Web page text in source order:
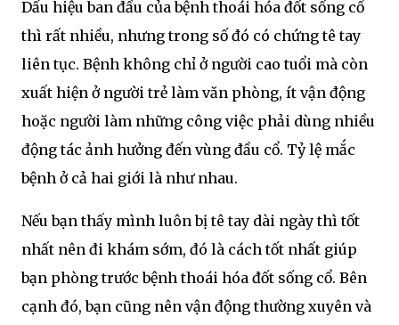
Dấu hiệu ban đầu của bệnh thoái hóa đốt sống cổ
thì rất nhiều, nhưng trong số đó có chứng tê tay
liên tục. Bệnh không chỉ ở người cao tuổi mà còn
xuất hiện ở người trẻ làm văn phòng, ít vận động
hoặc người làm những công việc phải dùng nhiều
động tác ảnh hưởng đến vùng đầu cổ. Tỷ lệ mắc
bệnh ở cả hai giới là như nhau.
Nếu bạn thấy mình luôn bị tê tay dài ngày thì tốt
nhất nên đi khám sớm, đó là cách tốt nhất giúp
bạn phòng trước bệnh thoái hóa đốt sống cổ. Bên
cạnh đó, bạn cũng nên vận động thường xuyên và